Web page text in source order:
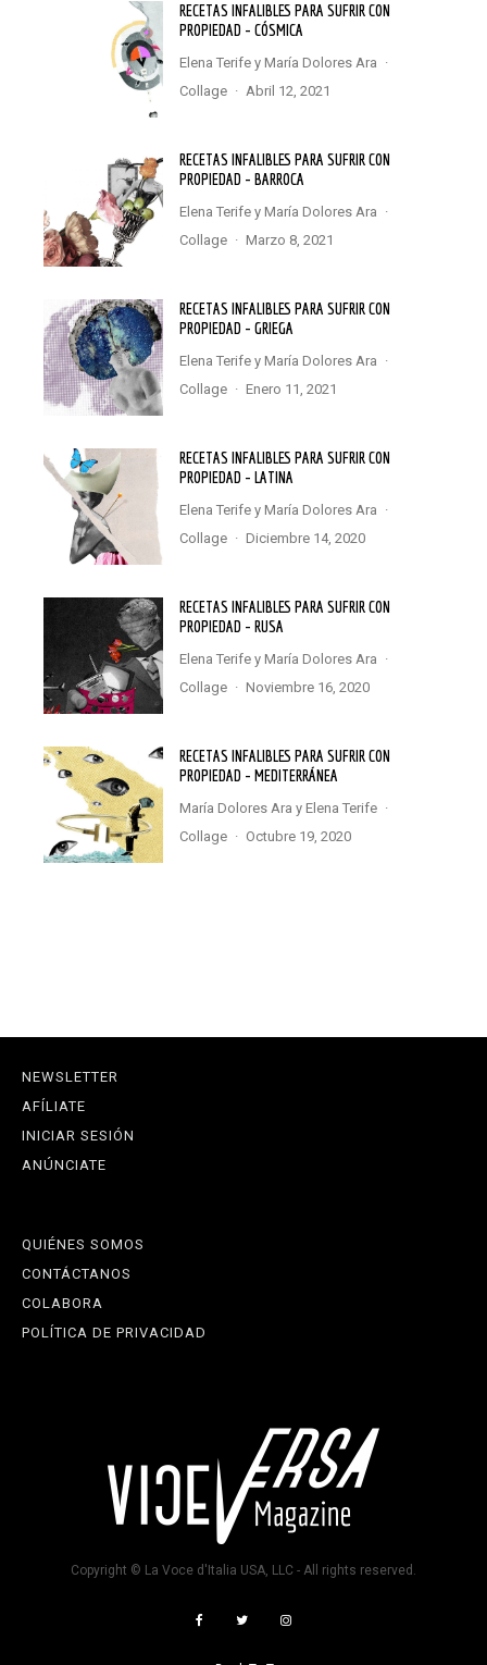
RECETAS INFALIBLES PARA SUFRIR CON
PROPIEDAD – CÓSMICA
Elena Terife yMaría Dolores Ara ·
Collage · abril 12, 2021
RECETAS INFALIBLES PARA SUFRIR CON
PROPIEDAD – BARROCA
Elena Terife yMaría Dolores Ara ·
Collage · marzo 8, 2021
RECETAS INFALIBLES PARA SUFRIR CON
PROPIEDAD – GRIEGA
Elena Terife yMaría Dolores Ara ·
Collage · enero 11, 2021
RECETAS INFALIBLES PARA SUFRIR CON
PROPIEDAD – LATINA
Elena Terife yMaría Dolores Ara ·
Collage · diciembre 14, 2020
RECETAS INFALIBLES PARA SUFRIR CON
PROPIEDAD – RUSA
Elena Terife yMaría Dolores Ara ·
Collage · noviembre 16, 2020
RECETAS INFALIBLES PARA SUFRIR CON
PROPIEDAD – MEDITERRÁNEA
María Dolores Ara yElena Terife ·
Collage · octubre 19, 2020
NEWSLETTER
AFÍLIATE
INICIAR SESIÓN
ANÚNCIATE
QUIÉNES SOMOS
CONTÁCTANOS
COLABORA
POLÍTICA DE PRIVACIDAD
Copyright © La Voce d'Italia USA, LLC - All rights reserved.